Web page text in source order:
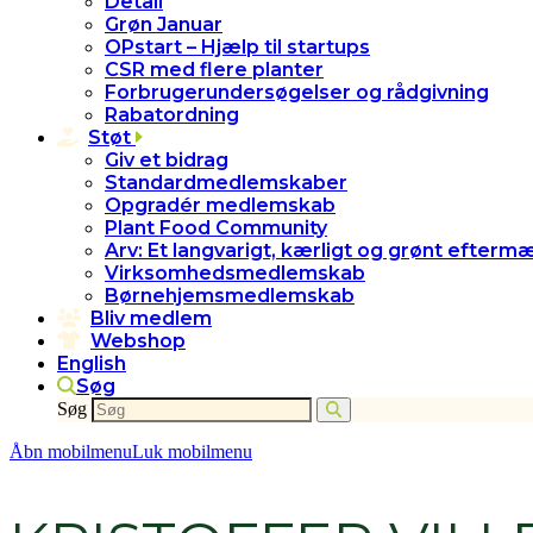
Grøn Januar
OPstart – Hjælp til startups
CSR med flere planter
Forbrugerundersøgelser og rådgivning
Rabatordning
Støt
Giv et bidrag
Standardmedlemskaber
Opgradér medlemskab
Plant Food Community
Arv: Et langvarigt, kærligt og grønt
Virksomhedsmedlemskab
Børnehjemsmedlemskab
Bliv medlem
Webshop
English
Søg
Søg
Åbn mobilmenuLuk mobilmenu